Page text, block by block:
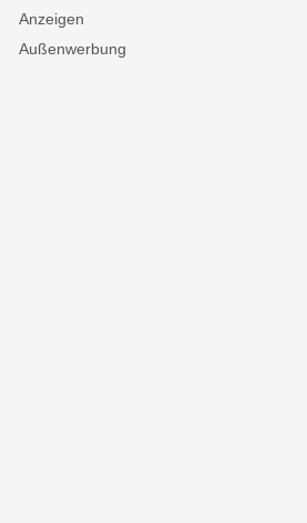
Anzeigen
Außenwerbung